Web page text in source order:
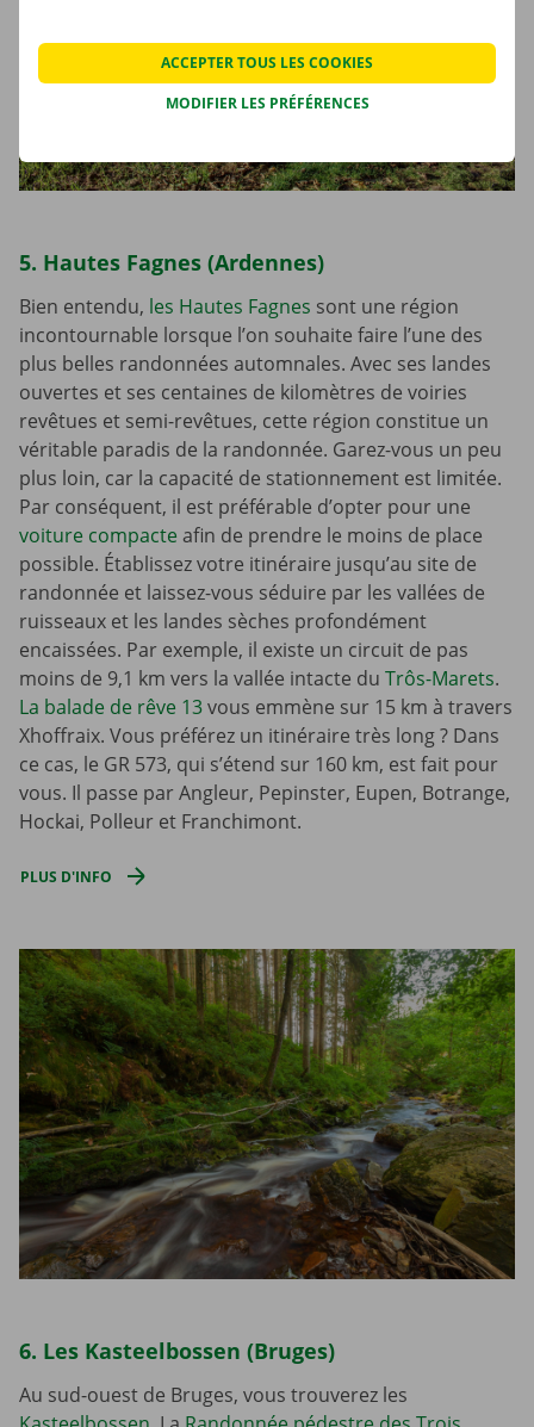
5. Hautes Fagnes (Ardennes)
Bien entendu, les Hautes Fagnes sont une région
incontournable lorsque l’on souhaite faire l’une des
plus belles randonnées automnales. Avec ses landes
ouvertes et ses centaines de kilomètres de voiries
revêtues et semi-revêtues, cette région constitue un
véritable paradis de la randonnée. Garez-vous un peu
plus loin, car la capacité de stationnement est limitée.
Par conséquent, il est préférable d’opter pour une
voiture compacte afin de prendre le moins de place
possible. Établissez votre itinéraire jusqu’au site de
randonnée et laissez-vous séduire par les vallées de
ruisseaux et les landes sèches profondément
encaissées. Par exemple, il existe un circuit de pas
moins de 9,1 km vers la vallée intacte du Trôs-Marets.
La balade de rêve 13vous emmène sur 15 km à travers
Xhoffraix. Vous préférez un itinéraire très long ? Dans
ce cas, le GR 573, qui s’étend sur 160 km, est fait pour
vous. Il passe par Angleur, Pepinster, Eupen, Botrange,
Hockai, Polleur et Franchimont.
PLUS D'INFO
6. Les Kasteelbossen (Bruges)
Au sud-ouest de Bruges, vous trouverez les
MODIFIER LES PRÉFÉRENCES
ACCEPTER TOUS LES COOKIES